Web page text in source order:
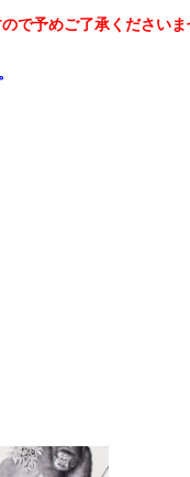
で予めご了承くださいま